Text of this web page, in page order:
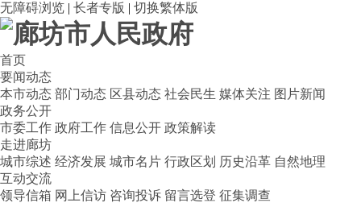
无障碍浏览 | 长者专版 | 切换繁体版
首页
要闻动态
本市动态 部门动态 区县动态 社会民生 媒体关注 图片新闻
政务公开
市委工作 政府工作 信息公开 政策解读
走进廊坊
城市综述 经济发展 城市名片 行政区划 历史沿革 自然地理
互动交流
领导信箱 网上信访 咨询投诉 留言选登 征集调查